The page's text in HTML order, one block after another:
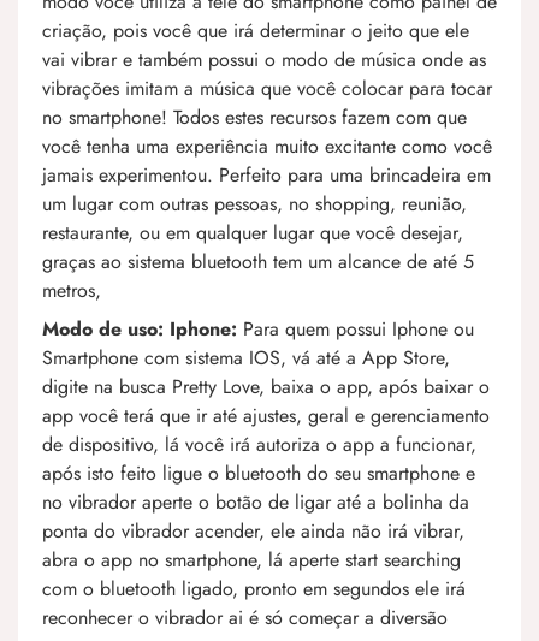
criação, pois você que irá determinar o jeito que ele
vai vibrar e também possui o modo de música onde as
vibrações imitam a música que você colocar para tocar
no smartphone! Todos estes recursos fazem com que
você tenha uma experiência muito excitante como você
jamais experimentou. Perfeito para uma brincadeira em
um lugar com outras pessoas, no shopping, reunião,
restaurante, ou em qualquer lugar que você desejar,
graças ao sistema bluetooth tem um alcance de até 5
metros,
Modo de uso: Iphone: Para quem possui Iphone ou
Smartphone com sistema IOS, vá até a App Store,
digite na busca Pretty Love, baixa o app, após baixar o
app você terá que ir até ajustes, geral e gerenciamento
de dispositivo, lá você irá autoriza o app a funcionar,
após isto feito ligue o bluetooth do seu smartphone e
no vibrador aperte o botão de ligar até a bolinha da
ponta do vibrador acender, ele ainda não irá vibrar,
abra o app no smartphone, lá aperte start searching
com o bluetooth ligado, pronto em segundos ele irá
reconhecer o vibrador ai é só começar a diversão